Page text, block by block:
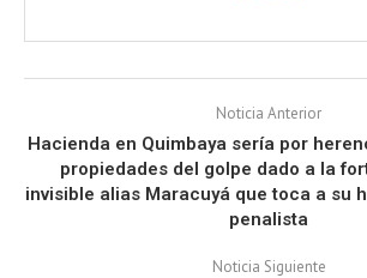
Noticia Anterior
Hacienda en Quimbaya sería por
propiedades del golpe dado a la
invisible alias Maracuyá que toca a su
penalista
Noticia Siguiente